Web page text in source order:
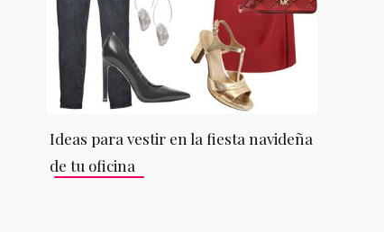
Ideas para vestir en la fiesta navideña
de tu oficina